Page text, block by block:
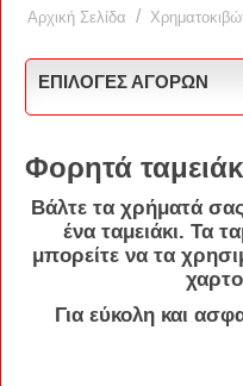
Αρχική Σελίδα /
ΕΠΙΛΟΓΈΣ ΑΓΟΡΏΝ
Φορητά
Βάλτε τα χρήματά
ένα ταμειάκι. Τα
μπορείτε να τα
Για εύκολη και